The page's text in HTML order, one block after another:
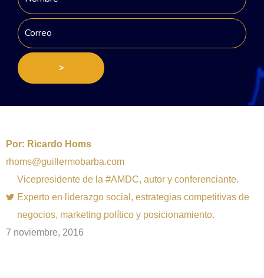
>
Por: Ricardo Homs
rhoms@guillermobarba.com
Vicepresidente de la #AMDC, autor y conferenciante.
Experto en liderazgo social, estrategias competitivas de
negocios, marketing político y posicionamiento.
7 noviembre, 2016